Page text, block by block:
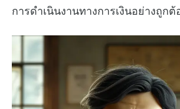
การดำเนินงานทางการเงินอย่างถูกต้